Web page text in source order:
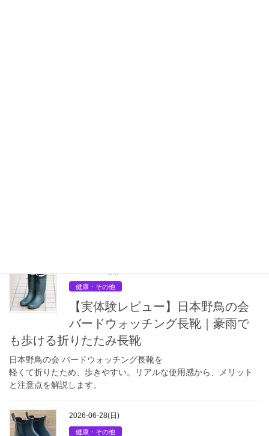
健康・その他
【実体験レビュー】日本野鳥の会
バードウォッチング長靴｜豪雨で
も歩ける折りたたみ長靴
日本野鳥の会 バードウォッチング長靴を
軽くて折りたため、歩きやすい。リアルな使用感から、メリット
と注意点を解説します。
2026-06-28(日)
健康・その他